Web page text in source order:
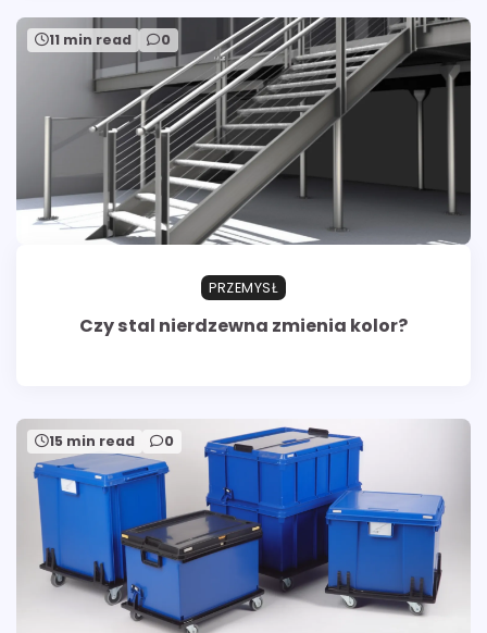
11 min read 0
PRZEMYSŁ
Czy stal nierdzewna zmienia kolor?
15 min read 0